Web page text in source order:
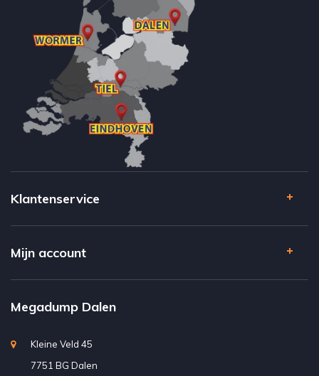
Klantenservice
Mijn account
Megadump Dalen
Kleine Veld 45
7751 BG Dalen